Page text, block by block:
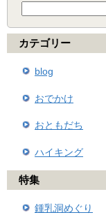
カテゴリー
blog
おでかけ
おともだち
ハイキング
特集
鍾乳洞めぐり